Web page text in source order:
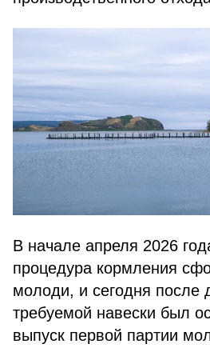
В начале апреля 2026
процедура кормления
молоди, и сегодня после
требуемой навески был
выпуск первой партии